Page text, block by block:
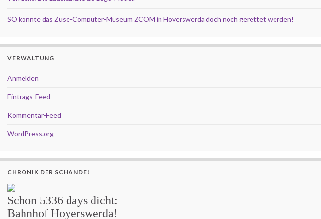
SO könnte das Zuse-Computer-Museum ZCOM in Hoyerswerda doch noch gerettet werden!
VERWALTUNG
Anmelden
Eintrags-Feed
Kommentar-Feed
WordPress.org
CHRONIK DER SCHANDE!
Schon 5336 days dicht:
Bahnhof Hoyerswerda!